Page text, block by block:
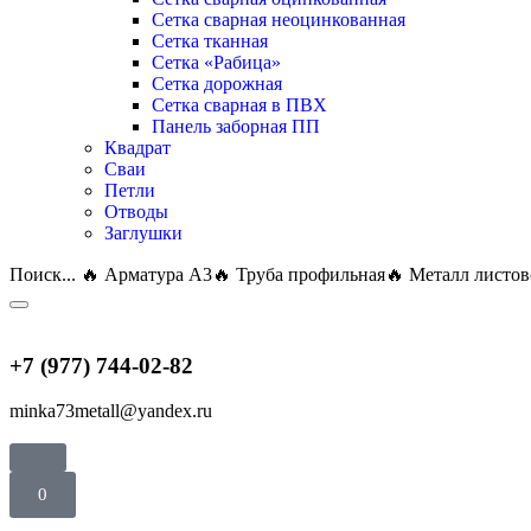
Сетка сварная неоцинкованная
Сетка тканная
Сетка «Рабица»
Сетка дорожная
Сетка сварная в ПВХ
Панель заборная ПП
Квадрат
Сваи
Петли
Отводы
Заглушки
Поиск... 🔥 Арматура А3🔥 Труба профильная🔥 Металл
+7 (977) 744-02-82
minka73metall@yandex.ru
0